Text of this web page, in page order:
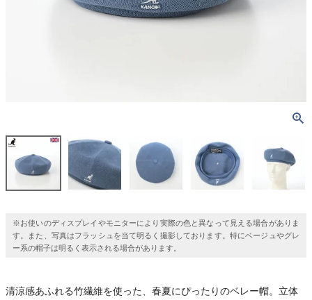
※お使いのディスプレイやモニターにより実際の色と異なって見える場合がありま
す。また、写真はフラッシュを当て明るく撮影しております。特にベージュやグレ
ー系の帽子は明るく表示される場合があります。
清涼感あふれる竹繊維を使った、春夏にぴったりのベレー帽。立体